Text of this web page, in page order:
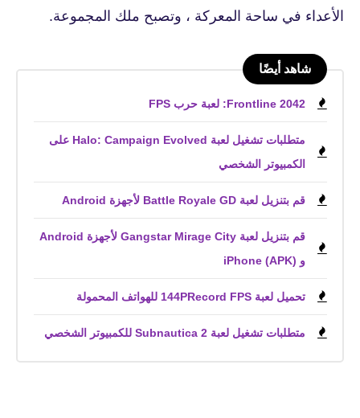
الأعداء في ساحة المعركة ، وتصبح ملك المجموعة.
شاهد أيضًا
Frontline 2042: لعبة حرب FPS
متطلبات تشغيل لعبة Halo: Campaign Evolved على
الكمبيوتر الشخصي
قم بتنزيل لعبة Battle Royale GD لأجهزة Android
قم بتنزيل لعبة Gangstar Mirage City لأجهزة Android
و iPhone (APK)
تحميل لعبة 144PRecord FPS للهواتف المحمولة
متطلبات تشغيل لعبة Subnautica 2 للكمبيوتر الشخصي